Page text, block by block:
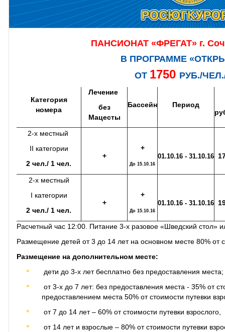
ПАНСИОНАТ «ФРЕГАТ» г.
В ПРОГРАММЕ
ОТ 1750 РУБ./
Категория
номера
Лечение
без
Мацесты
Бассейн
Период
2-х местный
II категории
2 чел./ 1 чел.
+
+
До 15.10.16
01.10.16 - 31.10.16
2-х местный
I категории
2 чел./ 1 чел.
+
+
До 15.10.16
01.10.16 - 31.10.16
Расчетный час 12:00. Питание 3-х разовое «Шведский стол»
Размещение детей от 3 до 14 лет на основном месте 80% от
Размещение на дополнительном месте:
дети до 3-х лет бесплатно без предоставления места;
от 3-х до 7 лет: без предоставления места - 35% от
предоставлением места 50% от стоимости путевки
от 7 до 14 лет – 60% от стоимости путевки взрослого,
от 14 лет и взрослые – 80% от стоимости путевки